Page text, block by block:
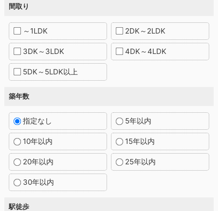
間取り
～1LDK 2DK～2LDK
3DK～3LDK 4DK～4LDK
5DK～5LDK以上
築年数
指定なし 5年以内
10年以内 15年以内
20年以内 25年以内
30年以内
駅徒歩